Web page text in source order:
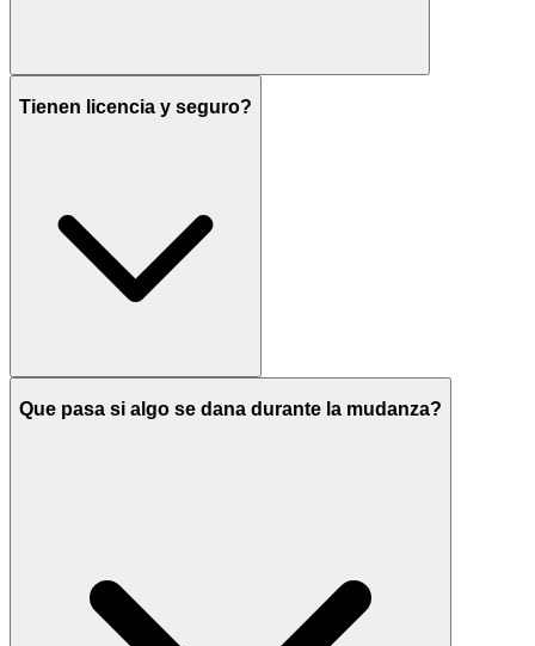
Tienen licencia y seguro?
Que pasa si algo se dana durante la mudanza?